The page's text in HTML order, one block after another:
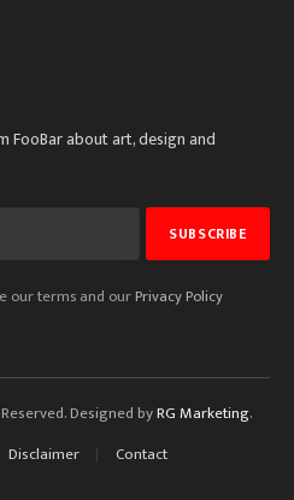
FooBar about art, design and
our terms and ourPrivacy Policy
Designed byRG Marketing.
Disclaimer Contact